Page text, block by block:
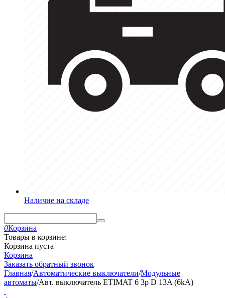
Наличие на складе
0Корзина
Товары в корзине:
Корзина пуста
Корзина
Заказать обратный звонок
Главная/Автоматические выключатели/Модульные
автоматы/Авт. выключатель ETIMAT 6 3p D 13A (6kA)